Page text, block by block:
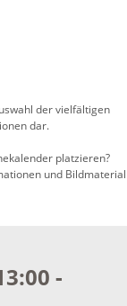
der vielfältigen
dar.
platzieren?
und Bildmaterial
-